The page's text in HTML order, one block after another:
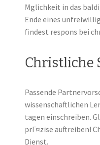
Mglichkeit in das
Ende eines
findest respons bei
Christliche
Passende
wissenschaftlichen
tagen einschreiben.
prГ¤zise auftreiben!
Dienst.